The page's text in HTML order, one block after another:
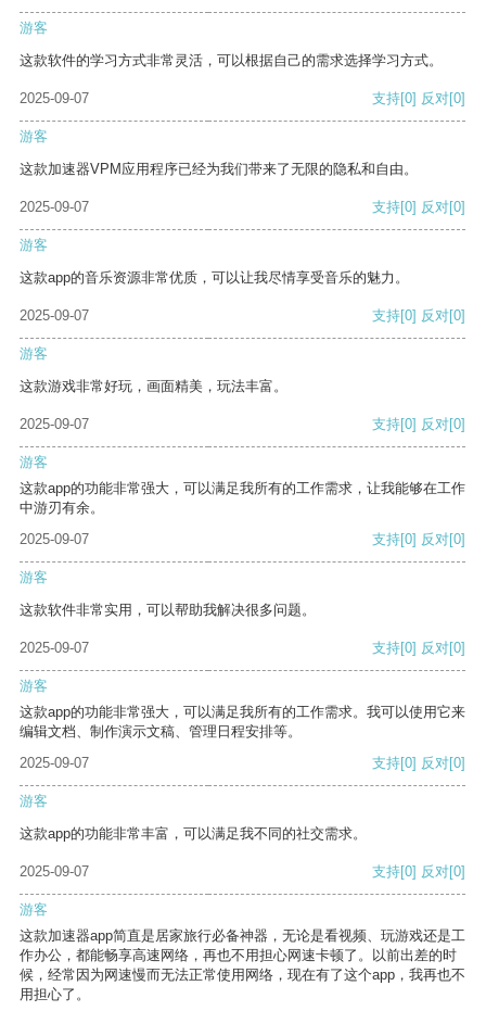
游客
这款软件的学习方式非常灵活，可以根据自己的需求选择学习方式。
2025-09-07 支持[0] 反对[0]
游客
这款加速器VPM应用程序已经为我们带来了无限的隐私和自由。
2025-09-07 支持[0] 反对[0]
游客
这款app的音乐资源非常优质，可以让我尽情享受音乐的魅力。
2025-09-07 支持[0] 反对[0]
游客
这款游戏非常好玩，画面精美，玩法丰富。
2025-09-07 支持[0] 反对[0]
游客
这款app的功能非常强大，可以满足我所有的工作需求，让我能够在工作
中游刃有余。
2025-09-07
支持[0] 反对[0]
游客
这款软件非常实用，可以帮助我解决很多问题。
2025-09-07 支持[0] 反对[0]
游客
这款app的功能非常强大，可以满足我所有的工作需求。我可以使用它来
编辑文档、制作演示文稿、管理日程安排等。
2025-09-07
支持[0] 反对[0]
游客
这款app的功能非常丰富，可以满足我不同的社交需求。
2025-09-07 支持[0] 反对[0]
游客
这款加速器app简直是居家旅行必备神器，无论是看视频、玩游戏还是工
作办公，都能畅享高速网络，再也不用担心网速卡顿了。以前出差的时
候，经常因为网速慢而无法正常使用网络，现在有了这个app，我再也不
用担心了。